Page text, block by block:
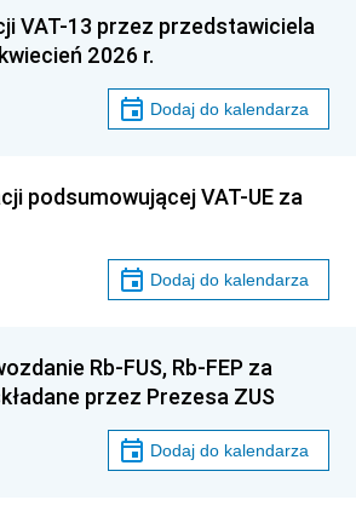
VAT-13 przez przedstawiciela
2026 r.
Dodaj do kalendarza
podsumowującej VAT-UE za
Dodaj do kalendarza
Rb-FUS, Rb-FEP za
przez Prezesa ZUS
Dodaj do kalendarza